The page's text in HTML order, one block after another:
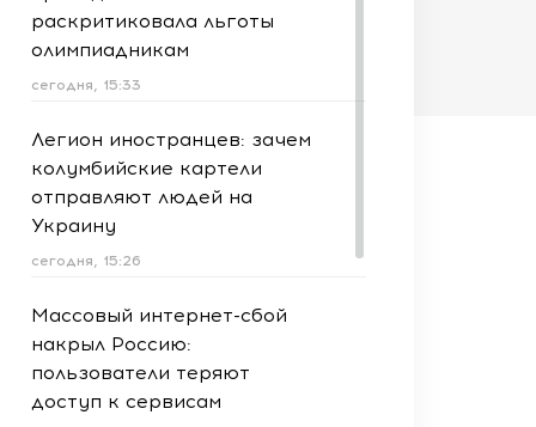
раскритиковала льготы
олимпиадникам
сегодня, 15:33
Легион иностранцев: зачем
колумбийские картели
отправляют людей на
Украину
сегодня, 15:26
Массовый интернет-сбой
накрыл Россию:
пользователи теряют
доступ к сервисам